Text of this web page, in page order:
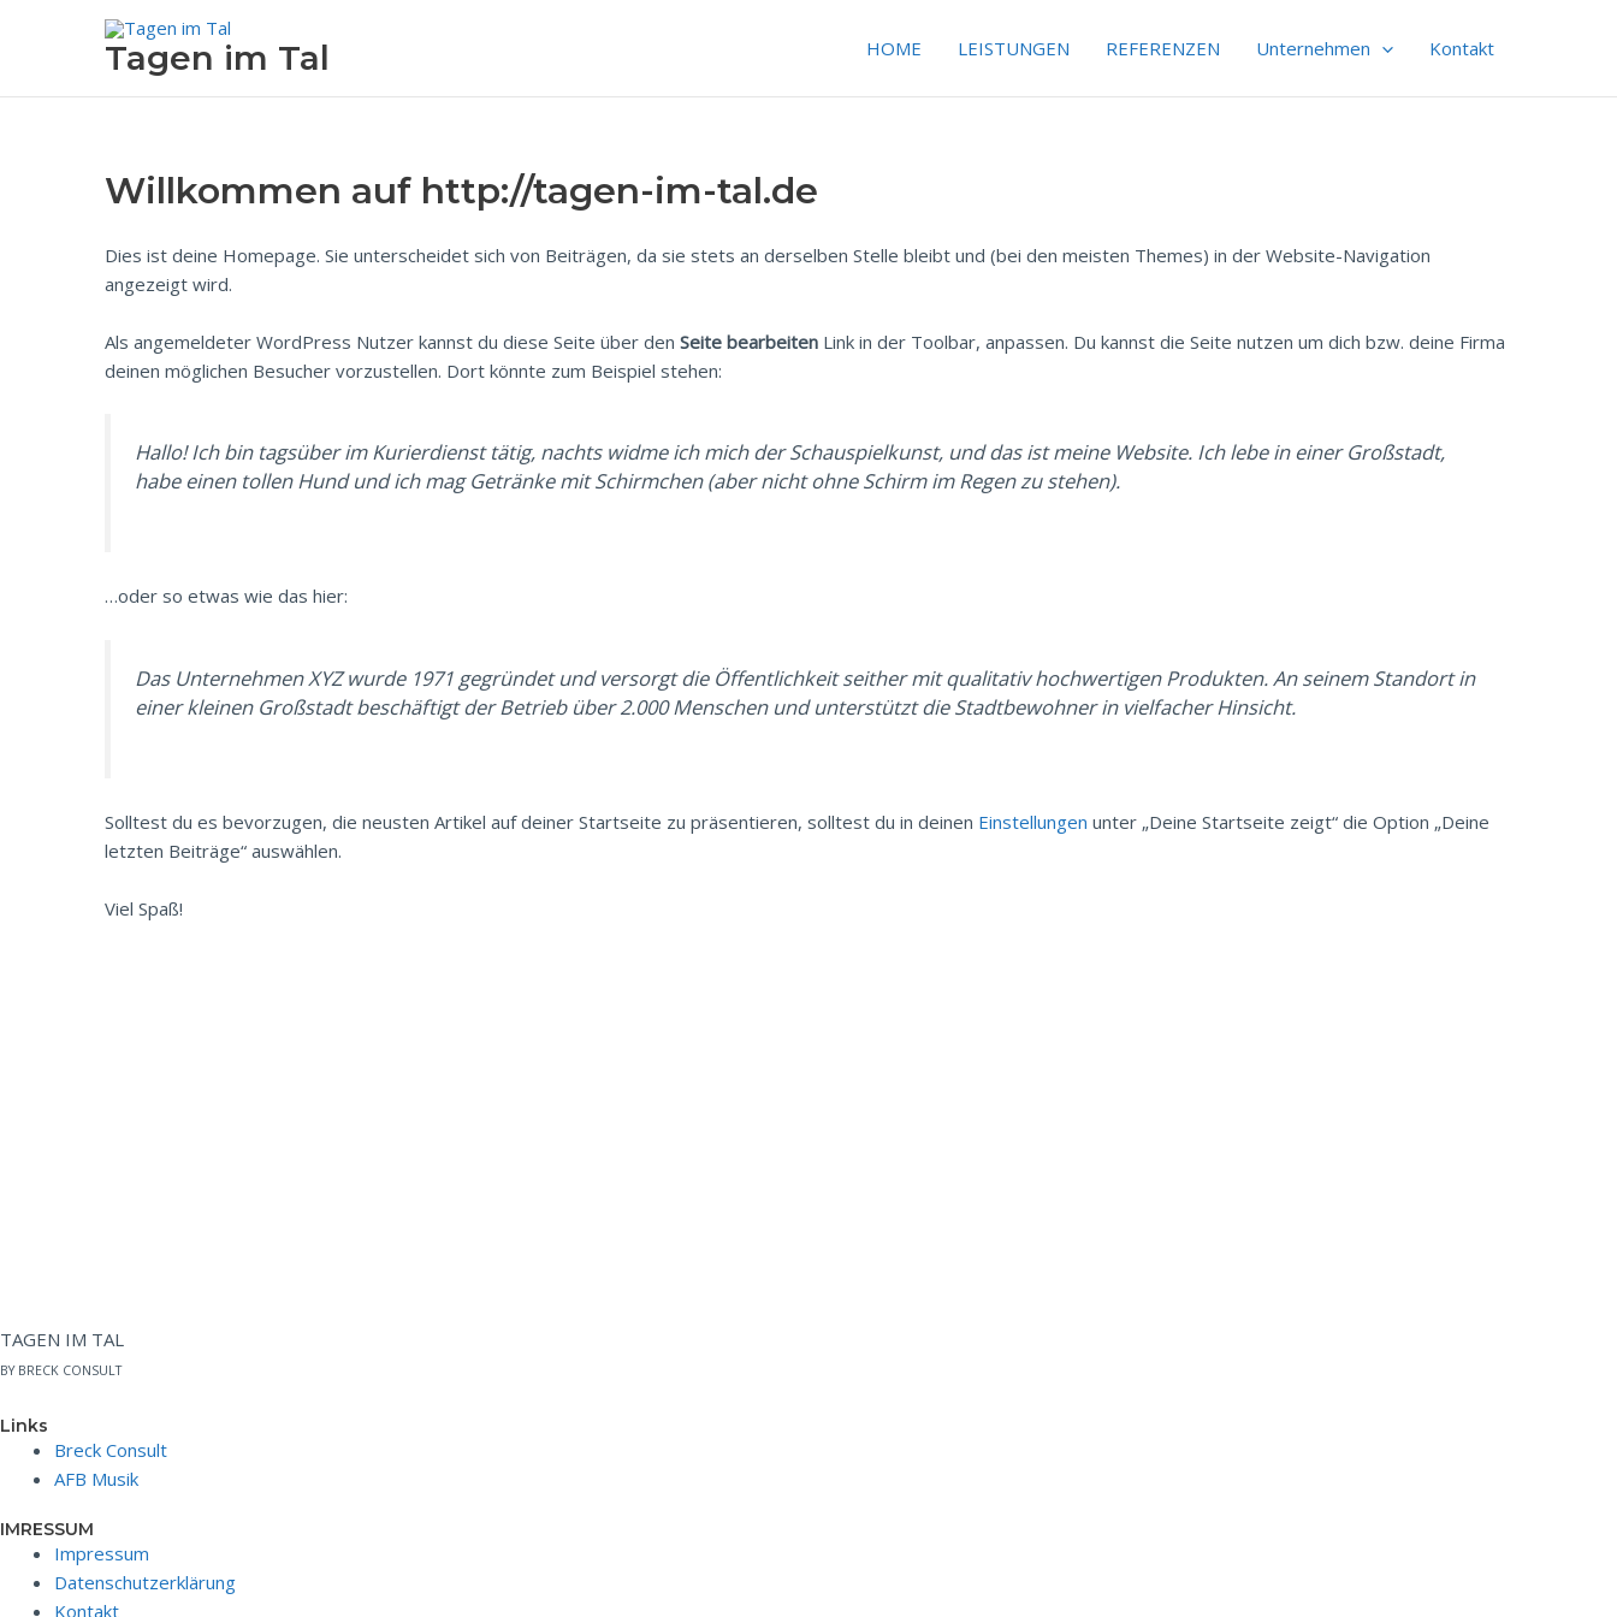
Tagen im Tal HOME LEISTUNGEN REFERENZEN Unternehmen Kontakt
Willkommen auf http://tagen-im-tal.de
Dies ist deine Homepage. Sie unterscheidet sich von Beiträgen, da sie stets an derselben Stelle bleibt und (bei den meisten Themes) in der Website-Navigation
angezeigt wird.
Als angemeldeter WordPress Nutzer kannst du diese Seite über den Seite bearbeiten Link in der Toolbar, anpassen. Du kannst die Seite nutzen um dich bzw. deine Firma
deinen möglichen Besucher vorzustellen. Dort könnte zum Beispiel stehen:
Hallo! Ich bin tagsüber im Kurierdienst tätig, nachts widme ich mich der Schauspielkunst, und das ist meine Website. Ich lebe in einer Großstadt,
habe einen tollen Hund und ich mag Getränke mit Schirmchen (aber nicht ohne Schirm im Regen zu stehen).
…oder so etwas wie das hier:
Das Unternehmen XYZ wurde 1971 gegründet und versorgt die Öffentlichkeit seither mit qualitativ hochwertigen Produkten. An seinem Standort in
einer kleinen Großstadt beschäftigt der Betrieb über 2.000 Menschen und unterstützt die Stadtbewohner in vielfacher Hinsicht.
Solltest du es bevorzugen, die neusten Artikel auf deiner Startseite zu präsentieren, solltest du in deinen Einstellungen unter „Deine Startseite zeigt“ die Option „Deine
letzten Beiträge“ auswählen.
Viel Spaß!
TAGEN IM TAL
BY BRECK CONSULT
Links
Breck Consult
AFB Musik
IMRESSUM
Impressum
Datenschutzerklärung
Kontakt